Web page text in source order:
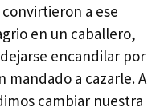
a ese
en un caballero,
encandilar por
mandado a cazarle. A
cambiar nuestra